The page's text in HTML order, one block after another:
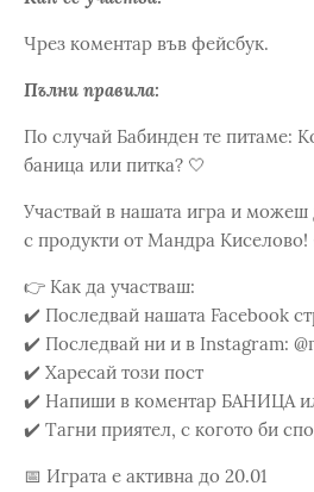
Чрез коментар във фейсбук.
Пълни правила:
По случай Бабинден те питаме:
баница или питка? 🤍
Участвай в нашата игра и
с продукти от Мандра Киселово!
👉 Как да участваш:
✔️ Последвай нашата Facebook
✔️ Последвай ни и в Instagram:
✔️ Харесай този пост
✔️ Напиши в коментар БАНИЦА
✔️ Тагни приятел, с когото би
📅 Играта е активна до 20.01